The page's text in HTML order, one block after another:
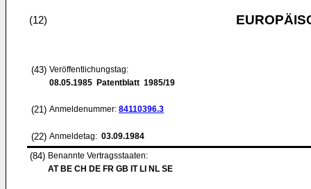
(12)
(43) Veröffentlichungstag:
08.05.1985 Patentblatt 1985/19
(21) Anmeldenummer: 84110396.3
(22) Anmeldetag: 03.09.1984
(84) Benannte Vertragsstaaten:
AT BE CH DE FR GB IT LI NL SE